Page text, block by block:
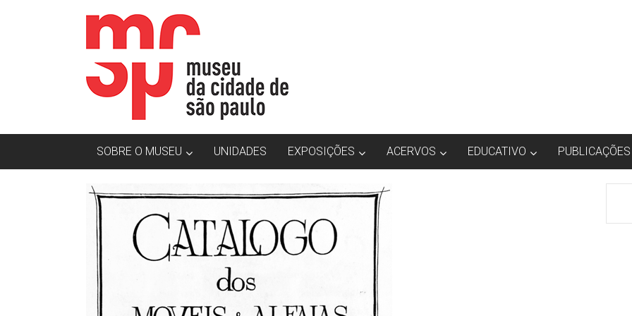
MCSP
|
Museu
Cidade
de
São
Paulo
Museu
da
Cidade
de
SOBRE O MUSEU UNIDADES EXPOSIÇÕES ACERVOS EDUCATIVO PUBLICAÇÕES